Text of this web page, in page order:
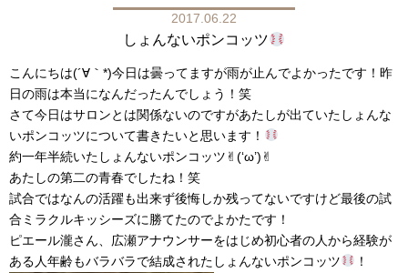
2017.06.22
しょんないポンコッツ
こんにちは(´∀｀*)今日は曇ってますが雨が止んでよかったです！昨
日の雨は本当になんだったんでしょう！笑
さて今日はサロンとは関係ないのですがあたしが出ていたしょんな
いポンコッツについて書きたいと思います！
約一年半続いたしょんないポンコッツ✌︎(‘ω’)✌︎
あたしの第二の青春でしたね！笑
試合ではなんの活躍も出来ず後悔しか残ってないですけど最後の試
合ミラクルキッシーズに勝てたのでよかたです！
ピエール瀧さん、広瀬アナウンサーをはじめ初心者の人から経験が
ある人年齢もバラバラで結成されたしょんないポンコッツ
！